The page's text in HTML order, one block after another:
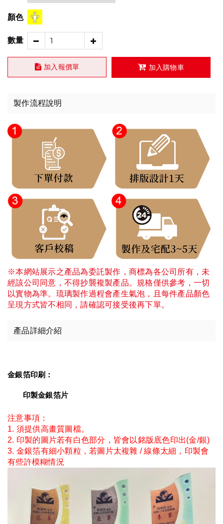
顏色
數量
加入報價單 加入購物車
製作流程說明
※本網站展示之產品為委託製作，商標為各公司所有，未
經該公司同意，不得抄襲複製產品。規格僅供參考，一切
以實物為準。琉璃製作過程會產生氣泡，且每件產品顏色
呈現方式皆不相同，請確認可接受後再下單。
產品詳細介紹
金銀箔印刷：
印製金銀箔片
注意事項：
1. 須提供高畫質圖檔。
2. 印製的圖片若有白色部分，皆會以銘版底色印出(金/銀)
3. 金銀箔有細小顆粒，若圖片太複雜 / 線條太細，印製會
有些許模糊情況